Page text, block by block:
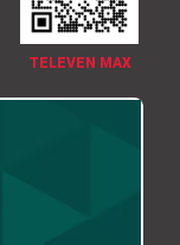
TELEVEN MAX